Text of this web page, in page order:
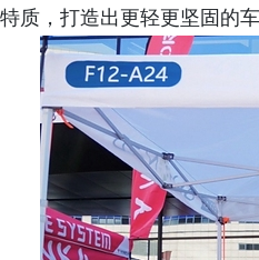
特质，打造出更轻更坚固的